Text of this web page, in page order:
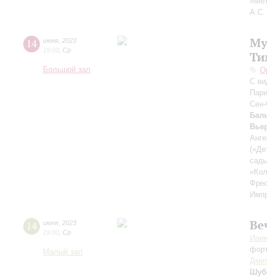
А.С.
14 июня 2023
19:00 Ср
Большой зал
С
14 июня 2023
19:00 Ср
Малый зал